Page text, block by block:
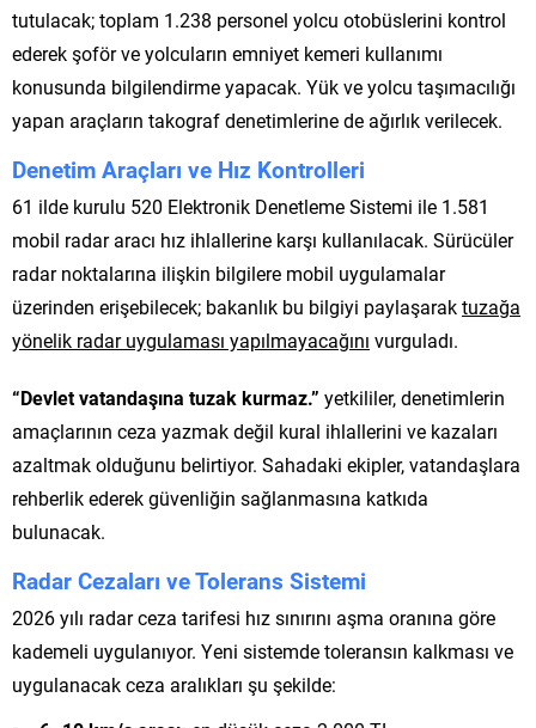
tutulacak; toplam 1.238 personel yolcu otobüslerini kontrol
ederek şoför ve yolcuların emniyet kemeri kullanımı
konusunda bilgilendirme yapacak. Yük ve yolcu taşımacılığı
yapan araçların takograf denetimlerine de ağırlık verilecek.
Denetim Araçları ve Hız Kontrolleri
61 ilde kurulu 520 Elektronik Denetleme Sistemi ile 1.581
mobil radar aracı hız ihlallerine karşı kullanılacak. Sürücüler
radar noktalarına ilişkin bilgilere mobil uygulamalar
üzerinden erişebilecek; bakanlık bu bilgiyi paylaşaraktuzağa
yönelik radar uygulaması yapılmayacağını vurguladı.
“Devlet vatandaşına tuzak kurmaz.” yetkililer, denetimlerin
amaçlarının ceza yazmak değil kural ihlallerini ve kazaları
azaltmak olduğunu belirtiyor. Sahadaki ekipler, vatandaşlara
rehberlik ederek güvenliğin sağlanmasına katkıda
bulunacak.
Radar Cezaları ve Tolerans Sistemi
2026 yılı radar ceza tarifesi hız sınırını aşma oranına göre
kademeli uygulanıyor. Yeni sistemde toleransın kalkması ve
uygulanacak ceza aralıkları şu şekilde: